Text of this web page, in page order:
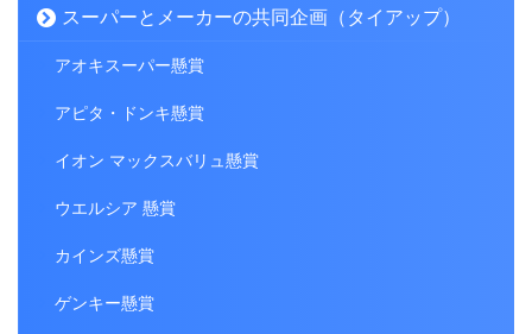
スーパーとメーカーの共同企画（タイアップ）
アオキスーパー懸賞
アピタ・ドンキ懸賞
イオン マックスバリュ懸賞
ウエルシア 懸賞
カインズ懸賞
ゲンキー懸賞